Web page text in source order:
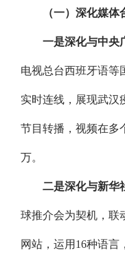
（一）深化媒体合
一是深化与中央
电视总台西班牙语等
实时连线，展现武汉
节目转播，视频在多
万。
二是深化与新华
球推介会为契机，联
网站，运用16种语言